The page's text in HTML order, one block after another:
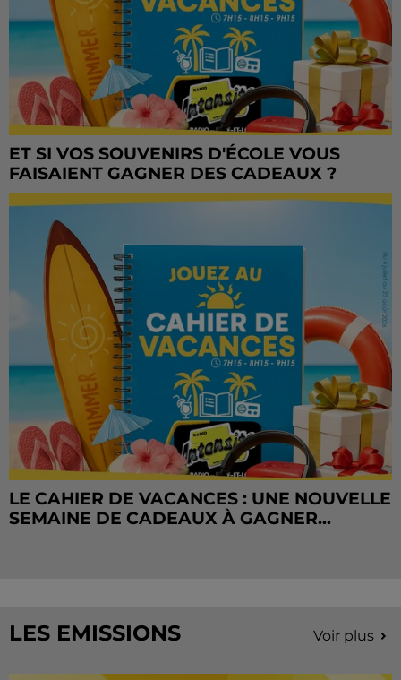
ET SI VOS SOUVENIRS D'ÉCOLE VOUS
FAISAIENT GAGNER DES CADEAUX ?
LE CAHIER DE VACANCES : UNE NOUVELLE
SEMAINE DE CADEAUX À GAGNER...
LES EMISSIONS Voir plus